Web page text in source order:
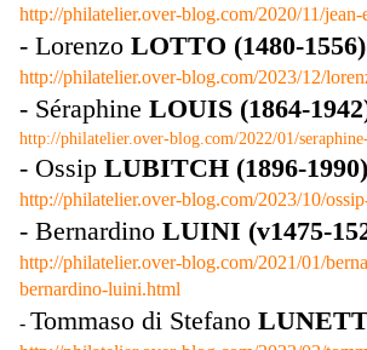
http://philatelier.over-blog.com/2020/11/
- Lorenzo LOTTO (1480-1556)
http://philatelier.over-blog.com/2023/12/
- Séraphine LOUIS (1864-
http://philatelier.over-blog.com/2022/01/
- Ossip LUBITCH (1896-1990)
http://philatelier.over-blog.com/2023/10/
- Bernardino LUINI (v1475-
http://philatelier.over-blog.com/2021/01/
bernardino-luini.html
- Tommaso di Stefano